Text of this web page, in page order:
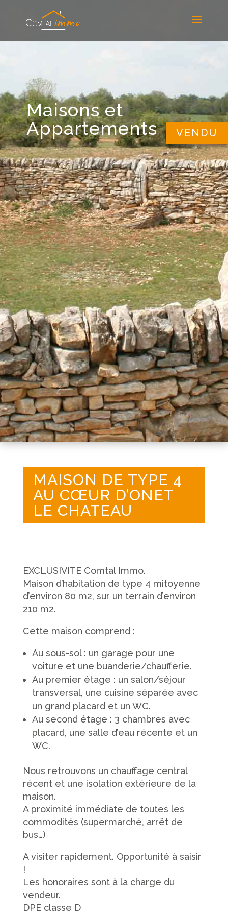
Maisons et
Appartements
MAISON DE TYPE 4
AU CŒUR D’ONET
LE CHATEAU
EXCLUSIVITE Comtal Immo.
Maison d’habitation de type 4 mitoyenne
d’environ 80 m2, sur un terrain d’environ
210 m2.
Cette maison comprend :
Au sous-sol : un garage pour une
voiture et une buanderie/chaufferie.
Au premier étage : un salon/séjour
transversal, une cuisine séparée avec
un grand placard et un WC.
Au second étage : 3 chambres avec
placard, une salle d’eau récente et un
WC.
Nous retrouvons un chauffage central
récent et une isolation extérieure de la
maison.
A proximité immédiate de toutes les
commodités (supermarché, arrêt de
bus…)
A visiter rapidement. Opportunité à saisir
!
Les honoraires sont à la charge du
vendeur.
DPE classe D